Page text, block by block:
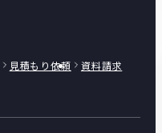
見積もり依頼 資料請求